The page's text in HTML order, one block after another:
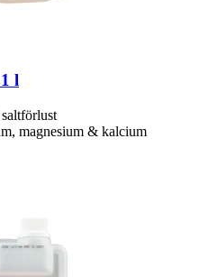
l
magnesium & kalcium